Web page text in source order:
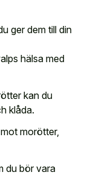
ger dem till din
hälsa med
kan du
klåda.
morötter,
du bör vara